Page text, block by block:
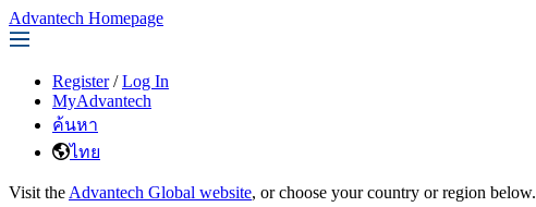
Advantech Homepage
Register / Log In
MyAdvantech
ค้นหา
ไทย
Visit the Advantech Global website, or choose your country or region below.